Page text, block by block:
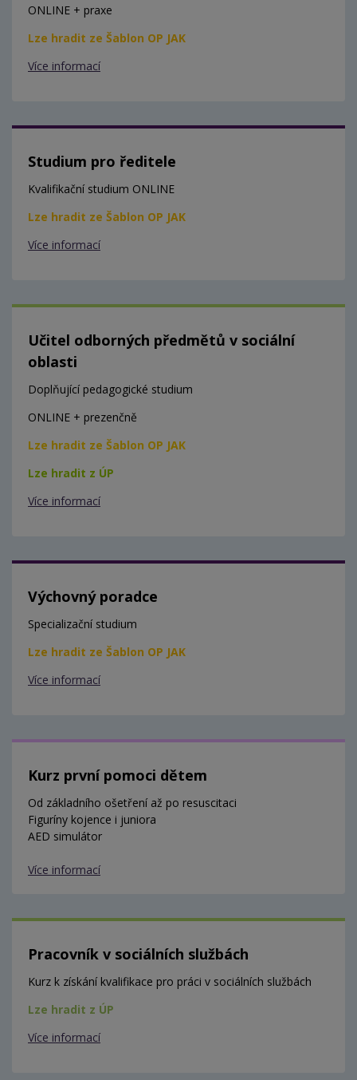
ONLINE + praxe
Lze hradit ze Šablon OP JAK
Více informací
Studium pro ředitele
Kvalifikační studium ONLINE
Lze hradit ze Šablon OP JAK
Více informací
Učitel odborných předmětů v sociální
oblasti
Doplňující pedagogické studium
ONLINE + prezenčně
Lze hradit ze Šablon OP JAK
Lze hradit z ÚP
Více informací
Výchovný poradce
Specializační studium
Lze hradit ze Šablon OP JAK
Více informací
Kurz první pomoci dětem
Od základního ošetření až po resuscitaci
Figuríny kojence i juniora
AED simulátor
Více informací
Pracovník v sociálních službách
Kurz k získání kvalifikace pro práci v sociálních službách
Lze hradit z ÚP
Více informací